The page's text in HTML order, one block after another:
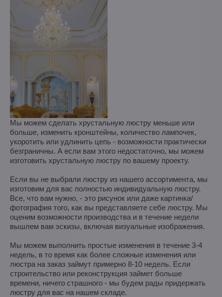
Мы можем сделать хрустальную люстру меньше или
больше, изменить кронштейны, количество лампочек,
укоротить или удлинить цепь - возможности практически
безграничны. А если вам этого недостаточно, мы можем
изготовить хрустальную люстру по вашему проекту.
Если вы не выбрали люстру из нашего ассортимента, мы
изготовим для вас полностью индивидуальную люстру.
Все, что вам нужно, - это рисунок или даже картинка/
фотография того, как вы представляете себе люстру. Мы
оценим возможности производства и в течение недели
вышлем вам эскизы, включая визуальные изображения.
Мы можем выполнить простые изменения в течение 3-4
недель, в то время как более сложные изменения или
люстра на заказ займут примерно 8-10 недель. Если
строительство или реконструкция займет больше
времени, ничего страшного - мы будем рады придержать
люстру для вас на нашем складе.